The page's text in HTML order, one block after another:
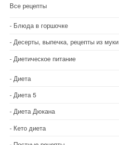
и
я
п
о
з
а
п
и
Все рецепты
Блюда в горшочке
Десерты, выпечка, рецепты из муки
Диетическое питание
Диета
Диета 5
Диета Дюкана
Кето диета